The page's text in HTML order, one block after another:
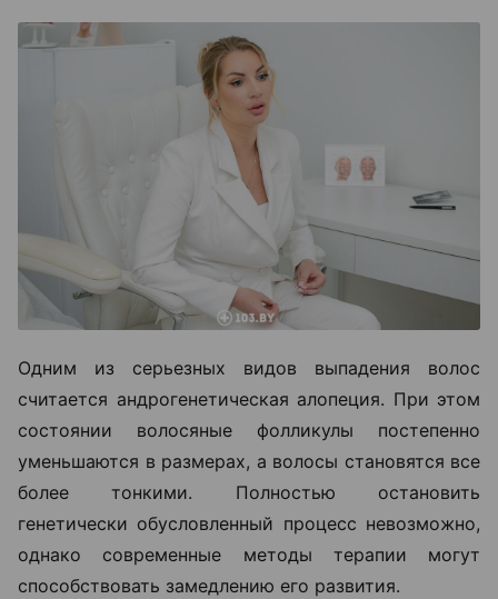
Одним из серьезных видов выпадения волос
считается андрогенетическая алопеция. При этом
состоянии волосяные фолликулы постепенно
уменьшаются в размерах, а волосы становятся все
более тонкими. Полностью остановить
генетически обусловленный процесс невозможно,
однако современные методы терапии могут
способствовать замедлению его развития.